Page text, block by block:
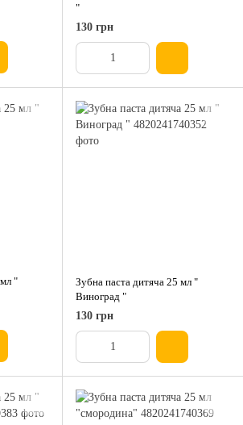
"
130 грн
"
Зубна паста дитяча 25 мл "
Виноград "
130 грн